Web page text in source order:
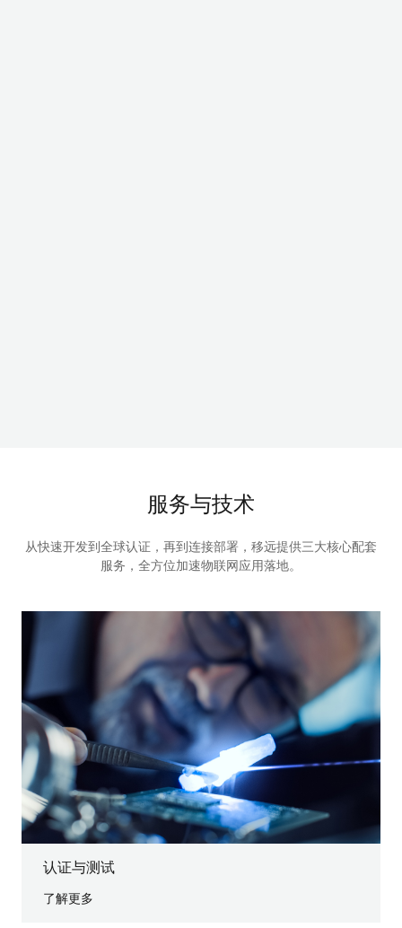
服务与技术
从快速开发到全球认证，再到连接部署，移远提供三大核心配套
服务，全方位加速物联网应用落地。
认证与测试
了解更多